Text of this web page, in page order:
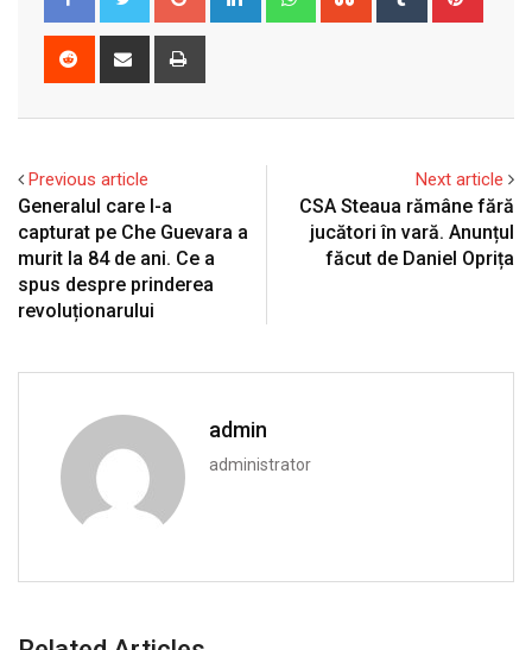
Reddit
Share
Previous article
Generalul care l-a
capturat pe Che Guevara a
murit la 84 de ani. Ce a
spus despre prinderea
revoluționarului
Next article
CSA Steaua rămâne fără
jucători în vară. Anunțul
făcut de Daniel Oprița
admin
administrator